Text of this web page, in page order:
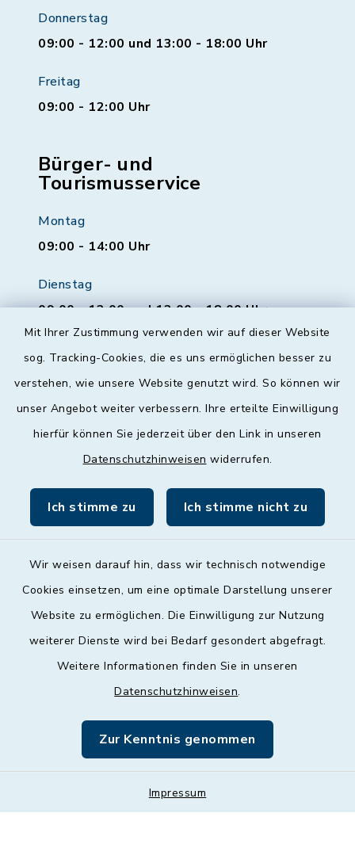
Mit Ihrer Zustimmung verwenden wir auf dieser Website
sog. Tracking-Cookies, die es uns ermöglichen besser zu
verstehen, wie unsere Website genutzt wird. So können wir
unser Angebot weiter verbessern. Ihre erteilte Einwilligung
hierfür können Sie jederzeit über den Link in unseren
Datenschutzhinweisen widerrufen.
Ich stimme zu Ich stimme nicht zu
Wir weisen darauf hin, dass wir technisch notwendige
Cookies einsetzen, um eine optimale Darstellung unserer
Website zu ermöglichen. Die Einwilligung zur Nutzung
weiterer Dienste wird bei Bedarf gesondert abgefragt.
Weitere Informationen finden Sie in unseren
Datenschutzhinweisen.
Zur Kenntnis genommen
Impressum
Donnerstag
09:00 - 12:00 und 13:00 - 18:00 Uhr
Freitag
09:00 - 12:00 Uhr
Bürger- und
Tourismusservice
Montag
09:00 - 14:00 Uhr
Dienstag
09:00 - 12:00 und 13:00 - 18:00 Uhr
Donnerstag
09:00 - 12:00 und 13:00 - 18:00 Uhr
09:00 - 12:00 Uhr
Barrierefreiheit
Impressum
Sitemap